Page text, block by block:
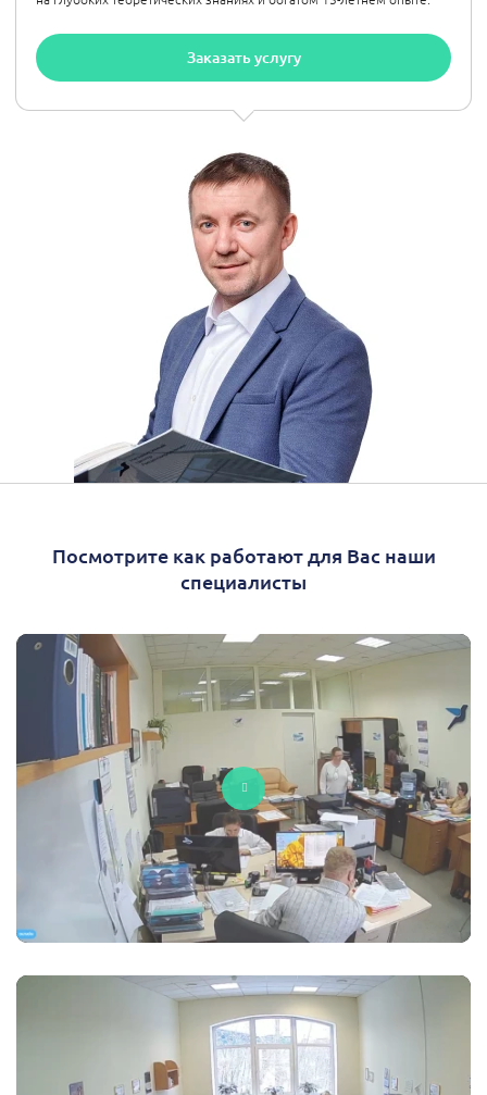
Заказать услугу
Посмотрите как работают для Вас наши
специалисты